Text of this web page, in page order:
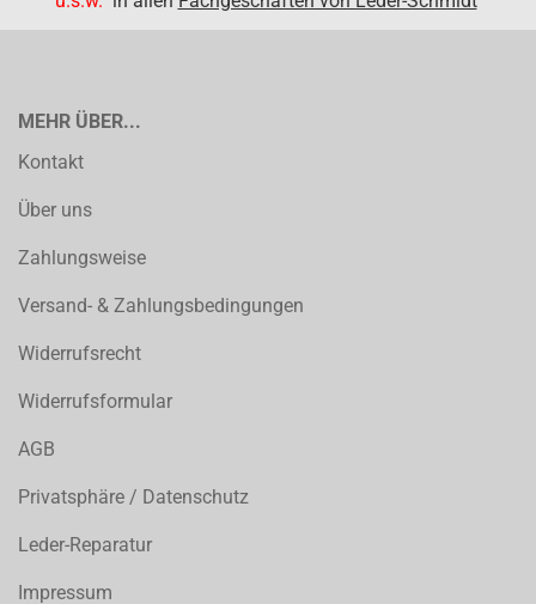
MEHR ÜBER...
Kontakt
Über uns
Zahlungsweise
Versand- & Zahlungsbedingungen
Widerrufsrecht
Widerrufsformular
AGB
Privatsphäre / Datenschutz
Leder-Reparatur
Impressum